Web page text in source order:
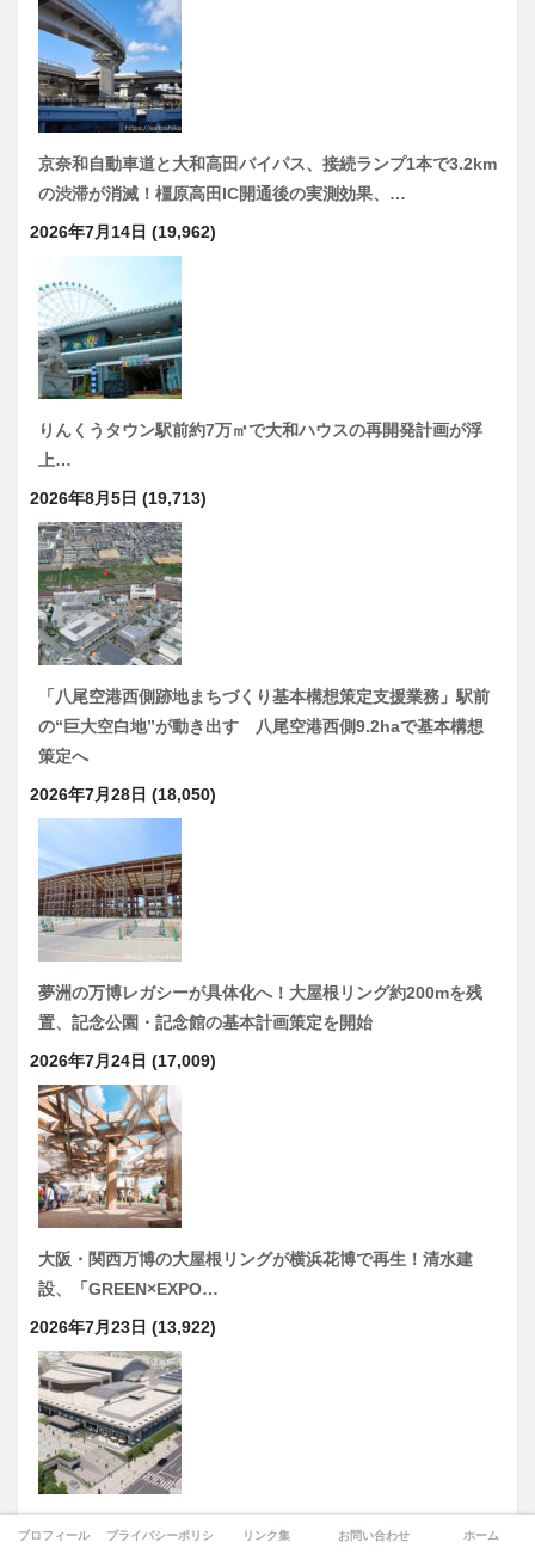
京奈和自動車道と大和高田バイパス、接続ランプ1本で3.2km
の渋滞が消滅！橿原高田IC開通後の実測効果、…
2026年7月14日 (19,962)
りんくうタウン駅前約7万㎡で大和ハウスの再開発計画が浮
上…
2026年8月5日 (19,713)
「八尾空港西側跡地まちづくり基本構想策定支援業務」駅前
の“巨大空白地”が動き出す 八尾空港西側9.2haで基本構想
策定へ
2026年7月28日 (18,050)
夢洲の万博レガシーが具体化へ！大屋根リング約200mを残
置、記念公園・記念館の基本計画策定を開始
2026年7月24日 (17,009)
大阪・関西万博の大屋根リングが横浜花博で再生！清水建
設、「GREEN×EXPO…
2026年7月23日 (13,922)
奈良県文化会館を大規模改修！完成後の運営・維持管理は
プロフィール プライバシーポリシー リンク集 お問い合わせ ホーム